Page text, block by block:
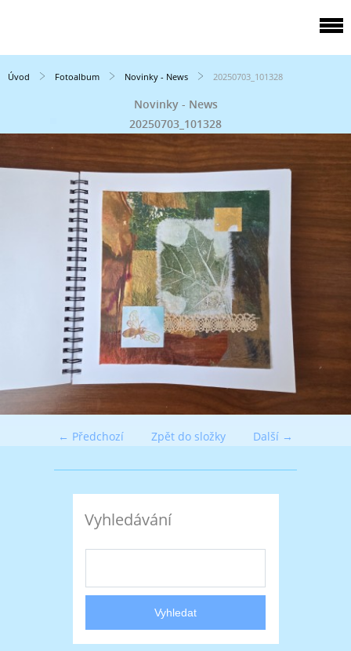
Úvod Fotoalbum Novinky - News 20250703_101328
Novinky - News
20250703_101328
← Předchozí Další →
Zpět do složky
Vyhledávání